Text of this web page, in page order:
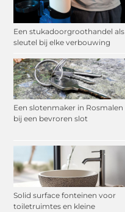
Een stukadoorgroothandel als
sleutel bij elke verbouwing
Een slotenmaker in Rosmalen
bij een bevroren slot
Solid surface fonteinen voor
toiletruimtes en kleine